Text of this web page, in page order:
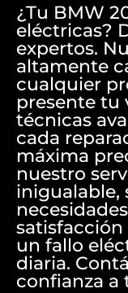
¿Tu BMW
eléctricas?
expertos.
altamente
cualquier
presente tu
técnicas
cada
máxima
nuestro
inigualable,
un fallo
diaria.
confianza a